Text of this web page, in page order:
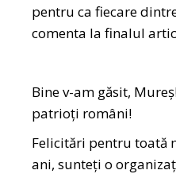
pentru ca fiecare
comenta la finalul
Bine v-am găsit,
patrioți români!
Felicitări pentru toată
ani, sunteți o